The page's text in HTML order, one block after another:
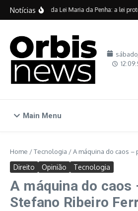
Ir para o conteúdo
Notícias
Vinte anos da Lei Maria da Penha: a lei
Main Menu
Home /Tecnologia /A máquina do caos –
Direito Opinião Tecnologia
A máquina do caos
Stefano Ribeiro